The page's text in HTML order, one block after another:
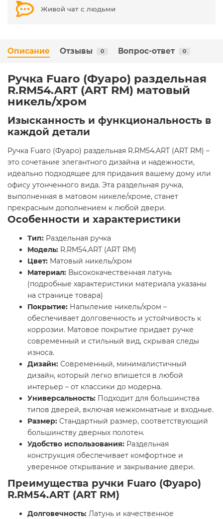
Живой чат с людьми
Описание Отзывы 0 Вопрос-ответ 0
Ручка Fuaro (Фуаро) раздельная
R.RM54.ART (ART RM) матовый
никель/хром
Изысканность и функциональность в
каждой детали
Ручка Fuaro (Фуаро) раздельная R.RM54.ART (ART RM) –
это сочетание элегантного дизайна и надежности,
идеально подходящее для придания вашему дому или
офису утонченного вида. Эта раздельная ручка,
выполненная в матовом никеле/хроме, станет
прекрасным дополнением к любой двери.
Особенности и характеристики
Тип: Раздельная ручка
Модель: R.RM54.ART (ART RM)
Цвет: Матовый никель/хром
Материал: Высококачественная латунь
(подробные характеристики материала указаны
на странице товара)
Покрытие: Напыление никель/хром –
обеспечивает долговечность и устойчивость к
коррозии. Матовое покрытие придает ручке
современный и стильный вид, скрывая следы
износа.
Дизайн: Современный, минималистичный
дизайн, который легко впишется в любой
интерьер – от классики до модерна.
Универсальность: Подходит для большинства
типов дверей, включая межкомнатные и входные.
Размер: Стандартный размер, соответствующий
большинству дверных полотен.
Удобство использования: Раздельная
конструкция обеспечивает комфортное и
уверенное открывание и закрывание двери.
Преимущества ручки Fuaro (Фуаро)
R.RM54.ART (ART RM)
Долговечность: Латунь и качественное